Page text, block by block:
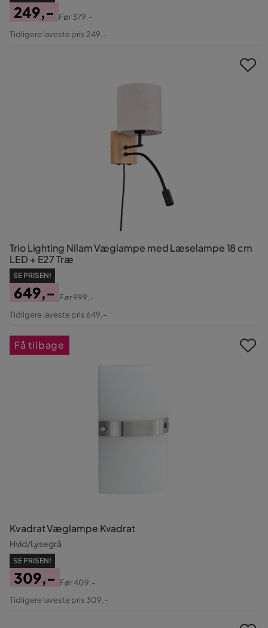
Pris
249,-
Original
Før379,-
Tidligere laveste pris 249,-
Trio Lighting Nilam Væglampe med Læselampe 18 cm
LED + E27 Træ
SE PRISEN!
Pris
649,-
Original
Før999,-
Tidligere laveste pris 649,-
Kvadrat Væglampe Kvadrat
Hvid/Lysegrå
SE PRISEN!
Pris
309,-
Original
Før409,-
Tidligere laveste pris 309,-
Få tilbage